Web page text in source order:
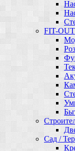
FIT-OUT
Сад /